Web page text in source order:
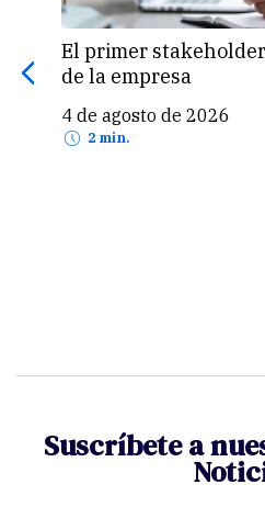
El primer
de la empresa
4 de agosto de 2026
2 min.
Suscríbete a